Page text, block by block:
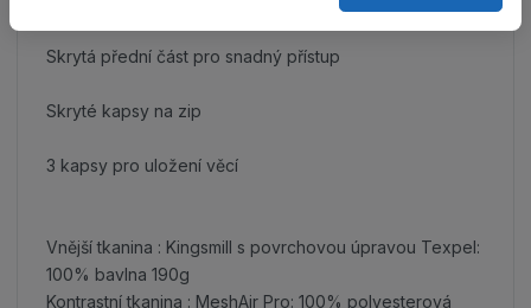
Skrytá přední část pro snadný přístup
Skryté kapsy na zip
3 kapsy pro uložení věcí
Vnější tkanina : Kingsmill s povrchovou úpravou Texpel:
100% bavlna 190g
Kontrastní tkanina : MeshAir Pro: 100% polyesterová